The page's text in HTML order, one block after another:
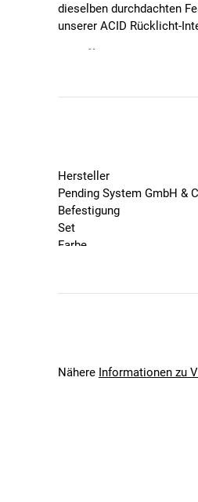
dieselben durchdachten
unserer ACID Rücklicht-
passend für Ella
integrierte
kompatibel mit
Streben beiliegend
Hersteller
Pending System GmbH &
Befestigung
Set
Farbe
Unisex
2026
Bitte beachte, dass es zu
Nähere Informationen zu